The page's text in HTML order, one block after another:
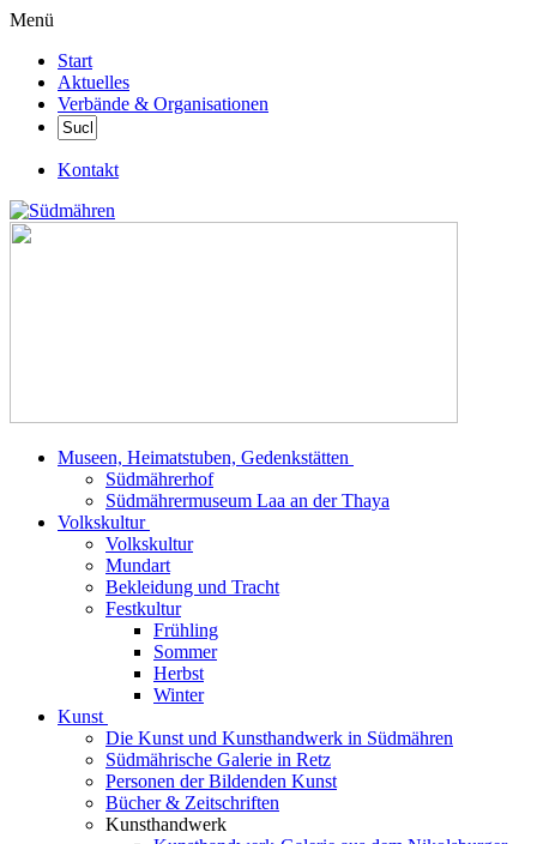
Menü
Start
Aktuelles
Verbände & Organisationen
Kontakt
Museen, Heimatstuben, Gedenkstätten
Südmährerhof
Südmährermuseum Laa an der Thaya
Volkskultur
Volkskultur
Mundart
Bekleidung und Tracht
Festkultur
Frühling
Sommer
Herbst
Winter
Kunst
Die Kunst und Kunsthandwerk in Südmähren
Südmährische Galerie in Retz
Personen der Bildenden Kunst
Bücher & Zeitschriften
Kunsthandwerk